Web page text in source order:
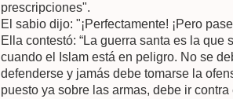
prescripciones".
El sabio dijo: "¡Perfectamente! ¡Pero
Ella contestó: “La guerra santa es la
cuando el Islam está en peligro. No se
defenderse y jamás debe tomarse la
puesto ya sobre las armas, debe ir